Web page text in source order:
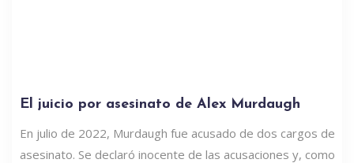
El juicio por asesinato de Alex Murdaugh
En julio de 2022, Murdaugh fue acusado de dos cargos de
asesinato. Se declaró inocente de las acusaciones y, como